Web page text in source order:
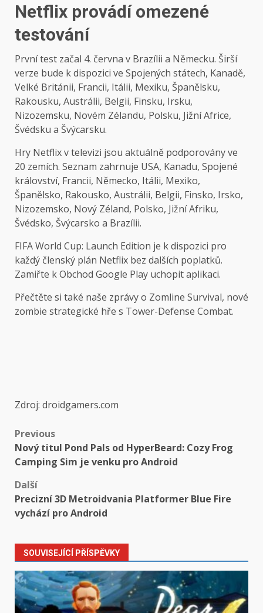
Netflix provádí omezené
testování
První test začal 4. června v Brazílii a Německu. Širší
verze bude k dispozici ve Spojených státech, Kanadě,
Velké Británii, Francii, Itálii, Mexiku, Španělsku,
Rakousku, Austrálii, Belgii, Finsku, Irsku,
Nizozemsku, Novém Zélandu, Polsku, Jižní Africe,
Švédsku a Švýcarsku.
Hry Netflix v televizi jsou aktuálně podporovány ve
20 zemích. Seznam zahrnuje USA, Kanadu, Spojené
království, Francii, Německo, Itálii, Mexiko,
Španělsko, Rakousko, Austrálii, Belgii, Finsko, Irsko,
Nizozemsko, Nový Zéland, Polsko, Jižní Afriku,
Švédsko, Švýcarsko a Brazílii.
FIFA World Cup: Launch Edition je k dispozici pro
každý členský plán Netflix bez dalších poplatků.
Zamiřte kObchod Google Play uchopit aplikaci.
Přečtěte si také naše zprávy o Zomline Survival, nové
zombie strategické hře s Tower-Defense Combat.
Zdroj: droidgamers.com
Post
navigation
Previous
Nový titul Pond Pals od HyperBeard: Cozy Frog
Camping Sim je venku pro Android
Další
Precizní 3D Metroidvania Platformer Blue Fire
vychází pro Android
SOUVISEJÍCÍ PŘÍSPĚVKY